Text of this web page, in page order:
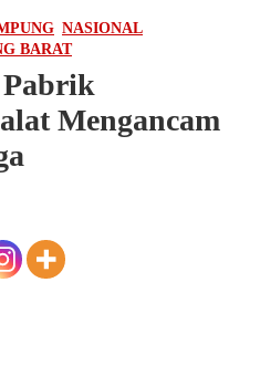
NASIONAL
BARAT
Mengancam